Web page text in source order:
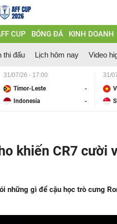
CUP BÓNG ĐÁ KINH DOANH
thi đấu Lịch hôm nay Video
31/07/26 - 17:00
Timor-Leste
-
Indonesia
-
31/
khiến CR7 cười
những gì để cậu học trò cưng